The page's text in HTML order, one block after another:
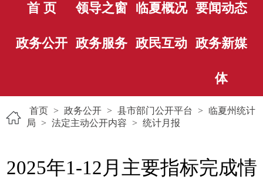
首 页 领导之窗 临夏概况 要闻动态
政务公开 政务服务 政民互动 政务新媒
体
首页 > 政务公开 > 县市部门公开平台 > 临夏州统计
局 > 法定主动公开内容 > 统计月报
2025年1-12月主要指标完成情